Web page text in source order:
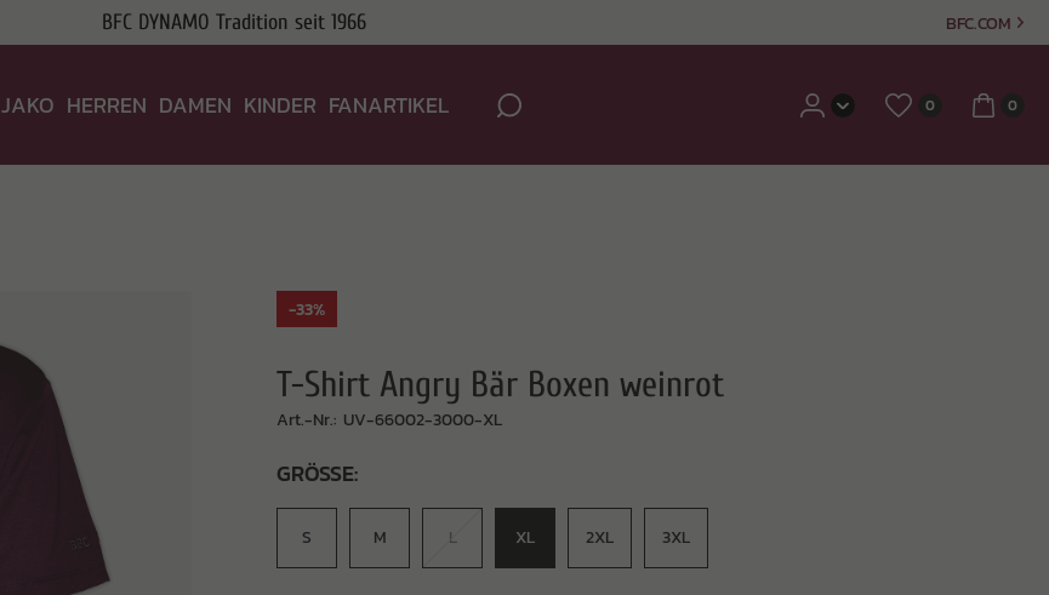
BFC DYNAMO Tradition seit 1966 BFC.COM
JAKO HERREN DAMEN KINDER FANARTIKEL 0 0
-33%
T-Shirt Angry Bär Boxen weinrot
Art.-Nr.: UV-66002-3000-XL
GRÖSSE:
S M L XL 2XL 3XL